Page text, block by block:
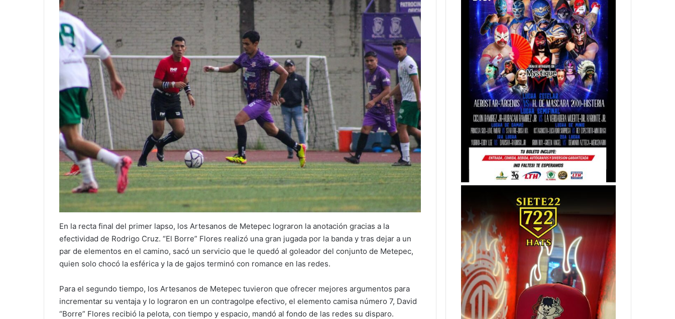
En la recta final del primer lapso, los Artesanos de Metepec lograron la anotación gracias a la
efectividad de Rodrigo Cruz. “El Borre” Flores realizó una gran jugada por la banda y tras dejar a un
par de elementos en el camino, sacó un servicio que le quedó al goleador del conjunto de Metepec,
quien solo chocó la esférica y la de gajos terminó con romance en las redes.
Para el segundo tiempo, los Artesanos de Metepec tuvieron que ofrecer mejores argumentos para
incrementar su ventaja y lo lograron en un contragolpe efectivo, el elemento camisa número 7, David
“Borre” Flores recibió la pelota, con tiempo y espacio, mandó al fondo de las redes su disparo.